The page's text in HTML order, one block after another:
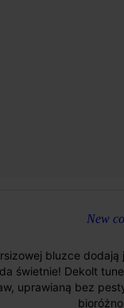
New
bluzce
świetnie! Dekolt
uprawianą bez